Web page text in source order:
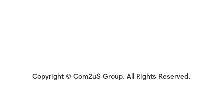
Copyright © Com2uS Group. All Rights Reserved.